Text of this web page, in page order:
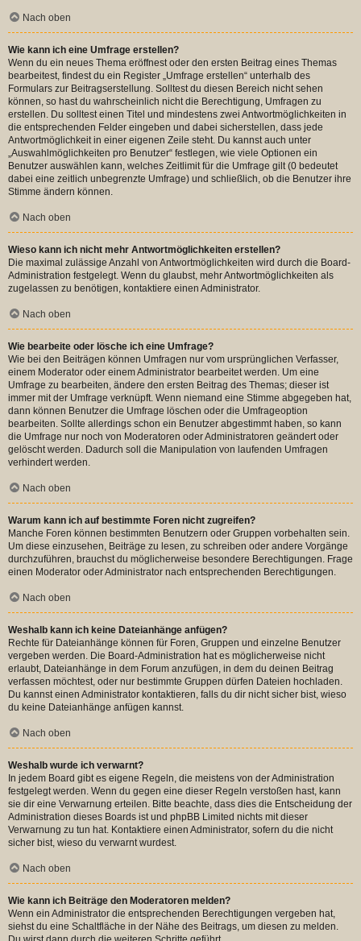
Nach oben
Wie kann ich eine Umfrage erstellen?
Wenn du ein neues Thema eröffnest oder den ersten Beitrag eines Themas
bearbeitest, findest du ein Register „Umfrage erstellen“ unterhalb des
Formulars zur Beitragserstellung. Solltest du diesen Bereich nicht sehen
können, so hast du wahrscheinlich nicht die Berechtigung, Umfragen zu
erstellen. Du solltest einen Titel und mindestens zwei Antwortmöglichkeiten in
die entsprechenden Felder eingeben und dabei sicherstellen, dass jede
Antwortmöglichkeit in einer eigenen Zeile steht. Du kannst auch unter
„Auswahlmöglichkeiten pro Benutzer“ festlegen, wie viele Optionen ein
Benutzer auswählen kann, welches Zeitlimit für die Umfrage gilt (0 bedeutet
dabei eine zeitlich unbegrenzte Umfrage) und schließlich, ob die Benutzer ihre
Stimme ändern können.
Nach oben
Wieso kann ich nicht mehr Antwortmöglichkeiten erstellen?
Die maximal zulässige Anzahl von Antwortmöglichkeiten wird durch die Board-
Administration festgelegt. Wenn du glaubst, mehr Antwortmöglichkeiten als
zugelassen zu benötigen, kontaktiere einen Administrator.
Nach oben
Wie bearbeite oder lösche ich eine Umfrage?
Wie bei den Beiträgen können Umfragen nur vom ursprünglichen Verfasser,
einem Moderator oder einem Administrator bearbeitet werden. Um eine
Umfrage zu bearbeiten, ändere den ersten Beitrag des Themas; dieser ist
immer mit der Umfrage verknüpft. Wenn niemand eine Stimme abgegeben hat,
dann können Benutzer die Umfrage löschen oder die Umfrageoption
bearbeiten. Sollte allerdings schon ein Benutzer abgestimmt haben, so kann
die Umfrage nur noch von Moderatoren oder Administratoren geändert oder
gelöscht werden. Dadurch soll die Manipulation von laufenden Umfragen
verhindert werden.
Nach oben
Warum kann ich auf bestimmte Foren nicht zugreifen?
Manche Foren können bestimmten Benutzern oder Gruppen vorbehalten sein.
Um diese einzusehen, Beiträge zu lesen, zu schreiben oder andere Vorgänge
durchzuführen, brauchst du möglicherweise besondere Berechtigungen. Frage
einen Moderator oder Administrator nach entsprechenden Berechtigungen.
Nach oben
Weshalb kann ich keine Dateianhänge anfügen?
Rechte für Dateianhänge können für Foren, Gruppen und einzelne Benutzer
vergeben werden. Die Board-Administration hat es möglicherweise nicht
erlaubt, Dateianhänge in dem Forum anzufügen, in dem du deinen Beitrag
verfassen möchtest, oder nur bestimmte Gruppen dürfen Dateien hochladen.
Du kannst einen Administrator kontaktieren, falls du dir nicht sicher bist, wieso
du keine Dateianhänge anfügen kannst.
Nach oben
Weshalb wurde ich verwarnt?
In jedem Board gibt es eigene Regeln, die meistens von der Administration
festgelegt werden. Wenn du gegen eine dieser Regeln verstoßen hast, kann
sie dir eine Verwarnung erteilen. Bitte beachte, dass dies die Entscheidung der
Administration dieses Boards ist und phpBB Limited nichts mit dieser
Verwarnung zu tun hat. Kontaktiere einen Administrator, sofern du die nicht
sicher bist, wieso du verwarnt wurdest.
Nach oben
Wie kann ich Beiträge den Moderatoren melden?
Wenn ein Administrator die entsprechenden Berechtigungen vergeben hat,
siehst du eine Schaltfläche in der Nähe des Beitrags, um diesen zu melden.